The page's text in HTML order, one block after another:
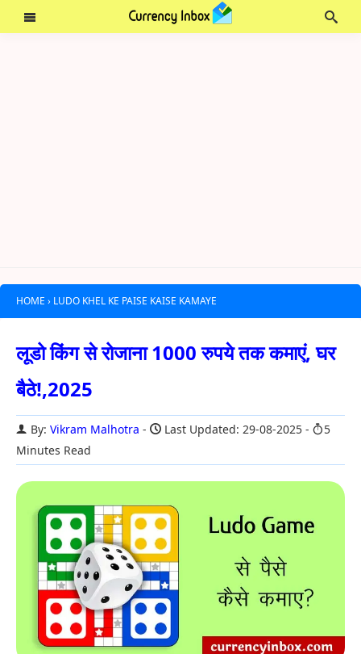
HOME › LUDO KHEL KE PAISE KAISE KAMAYE
लूडो किंग से रोजाना 1000 रुपये तक कमाएं, घर
बैठे!,2025
By: Vikram Malhotra Last Updated: 29-08-2025
5
Minutes Read